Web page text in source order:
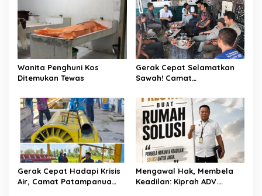
o
s
Wanita Penghuni Kos
Ditemukan Tewas
Gerak Cepat Selamatkan
Sawah! Camat
Kementerian Bahas Solusi
Debit Air Irigasi Watang
Sawitto Menulis
Gerak Cepat Hadapi Krisis
Air, Camat Patampanua
Mengawal Hak, Membela
Keadilan: Kiprah ADV.